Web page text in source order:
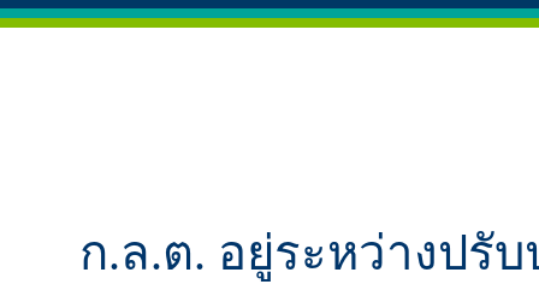
ก.ล.ต. อยู่ระหว่างปรั